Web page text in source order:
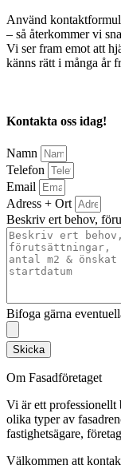
Använd
– så återkommer vi
Vi ser fram emot att
känns rätt i många år
Kontakta oss idag!
Namn
Telefon
Email
Adress + Ort
Beskriv ert behov,
Bifoga gärna
Skicka
Om Fasadföretaget
Vi är ett professionellt
olika typer av
fastighetsägare,
Välkommen att